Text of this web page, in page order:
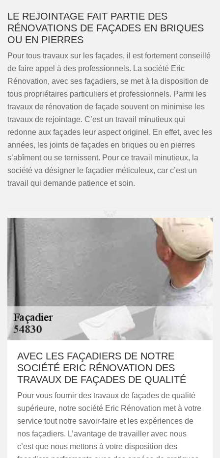
LE REJOINTAGE FAIT PARTIE DES
RÉNOVATIONS DE FAÇADES EN BRIQUES
OU EN PIERRES
Pour tous travaux sur les façades, il est fortement conseillé
de faire appel à des professionnels. La société Eric
Rénovation, avec ses façadiers, se met à la disposition de
tous propriétaires particuliers et professionnels. Parmi les
travaux de rénovation de façade souvent on minimise les
travaux de rejointage. C’est un travail minutieux qui
redonne aux façades leur aspect originel. En effet, avec les
années, les joints de façades en briques ou en pierres
s’abîment ou se ternissent. Pour ce travail minutieux, la
société va désigner le façadier méticuleux, car c’est un
travail qui demande patience et soin.
AVEC LES FAÇADIERS DE NOTRE
SOCIÉTÉ ERIC RÉNOVATION DES
TRAVAUX DE FAÇADES DE QUALITÉ
Pour vous fournir des travaux de façades de qualité
supérieure, notre société Eric Rénovation met à votre
service tout notre savoir-faire et les expériences de
nos façadiers. L’avantage de travailler avec nous
c’est que nous mettons à votre disposition des